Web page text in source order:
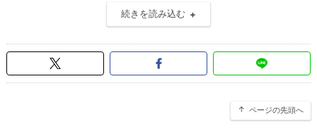
続きを読み込む
ページの先頭へ